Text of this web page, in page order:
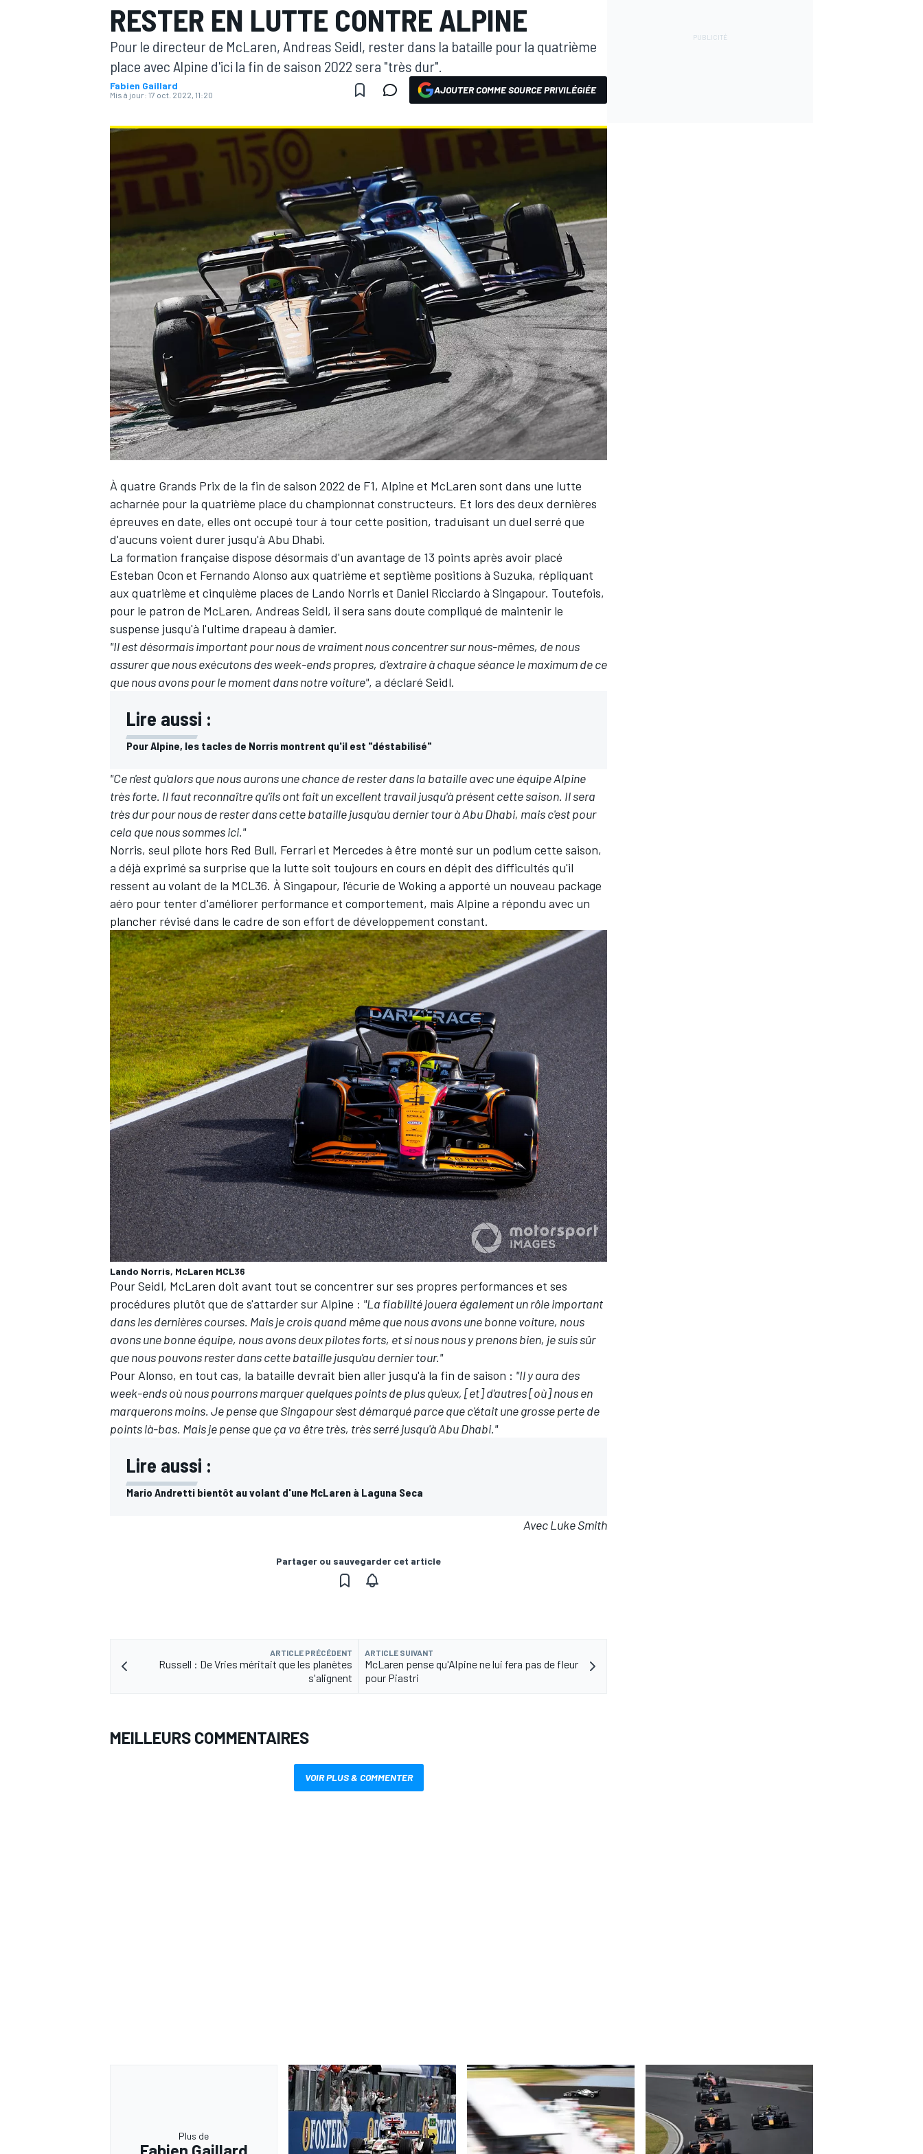
WRC
WEC
AUTRES CHAMPIONNATS
RESTER EN LUTTE CONTRE ALPINE
Pour le directeur de McLaren, Andreas Seidl, rester dans la bataille pour la quatrième
place avec Alpine d'ici la fin de saison 2022 sera "très dur".
Fabien Gaillard
Mis à jour: 17 oct. 2022, 11:20 AJOUTER COMME SOURCE PRIVILÉGIÉE
À quatre Grands Prix de la fin de saison 2022 de F1, Alpine et McLaren sont dans une lutte
acharnée pour la quatrième place du championnat constructeurs. Et lors des deux dernières
épreuves en date, elles ont occupé tour à tour cette position, traduisant un duel serré que
d'aucuns voient durer jusqu'à Abu Dhabi.
La formation française dispose désormais d'un avantage de 13 points après avoir placé
Esteban Ocon et Fernando Alonso aux quatrième et septième positions à Suzuka, répliquant
aux quatrième et cinquième places de Lando Norris et Daniel Ricciardo à Singapour. Toutefois,
pour le patron de McLaren, Andreas Seidl, il sera sans doute compliqué de maintenir le
suspense jusqu'à l'ultime drapeau à damier.
"Il est désormais important pour nous de vraiment nous concentrer sur nous-mêmes, de nous
assurer que nous exécutons des week-ends propres, d'extraire à chaque séance le maximum de ce
que nous avons pour le moment dans notre voiture", a déclaré Seidl.
Lire aussi :
Pour Alpine, les tacles de Norris montrent qu'il est "déstabilisé"
"Ce n'est qu'alors que nous aurons une chance de rester dans la bataille avec une équipe Alpine
très forte. Il faut reconnaître qu'ils ont fait un excellent travail jusqu'à présent cette saison. Il sera
très dur pour nous de rester dans cette bataille jusqu'au dernier tour à Abu Dhabi, mais c'est pour
cela que nous sommes ici."
Norris, seul pilote hors Red Bull, Ferrari et Mercedes à être monté sur un podium cette saison,
a déjà exprimé sa surprise que la lutte soit toujours en cours en dépit des difficultés qu'il
ressent au volant de la MCL36. À Singapour, l'écurie de Woking a apporté un nouveau package
aéro pour tenter d'améliorer performance et comportement, mais Alpine a répondu avec un
plancher révisé dans le cadre de son effort de développement constant.
Lando Norris, McLaren MCL36
Pour Seidl, McLaren doit avant tout se concentrer sur ses propres performances et ses
procédures plutôt que de s'attarder sur Alpine : "La fiabilité jouera également un rôle important
dans les dernières courses. Mais je crois quand même que nous avons une bonne voiture, nous
avons une bonne équipe, nous avons deux pilotes forts, et si nous nous y prenons bien, je suis sûr
que nous pouvons rester dans cette bataille jusqu'au dernier tour."
Pour Alonso, en tout cas, la bataille devrait bien aller jusqu'à la fin de saison : "Il y aura des
week-ends où nous pourrons marquer quelques points de plus qu'eux, [et] d'autres [où] nous en
marquerons moins. Je pense que Singapour s'est démarqué parce que c'était une grosse perte de
points là-bas. Mais je pense que ça va être très, très serré jusqu'à Abu Dhabi."
Lire aussi :
Mario Andretti bientôt au volant d'une McLaren à Laguna Seca
Avec Luke Smith
Partager ou sauvegarder cet article
ARTICLE PRÉCÉDENT
Russell : De Vries méritait que les planètes
s'alignent
ARTICLE SUIVANT
McLaren pense qu'Alpine ne lui fera pas de fleur
pour Piastri
MEILLEURS COMMENTAIRES
VOIR PLUS & COMMENTER
Plus de